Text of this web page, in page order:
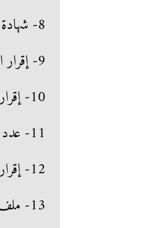
8- شهادة تأدية الخدمة العسكرية أو الإعفاء منها.
9- إقرار الذمة المالية.
10- إقرار الحالة الاجتماعية.
11- عدد أربع صور شخصية حديثة.
12- إقرار بقبول العمل بأي مديرية وفقا لاحتياجات الوزارة يوقعه أمام الموظف.
13- ملف لحفظ المستندات.